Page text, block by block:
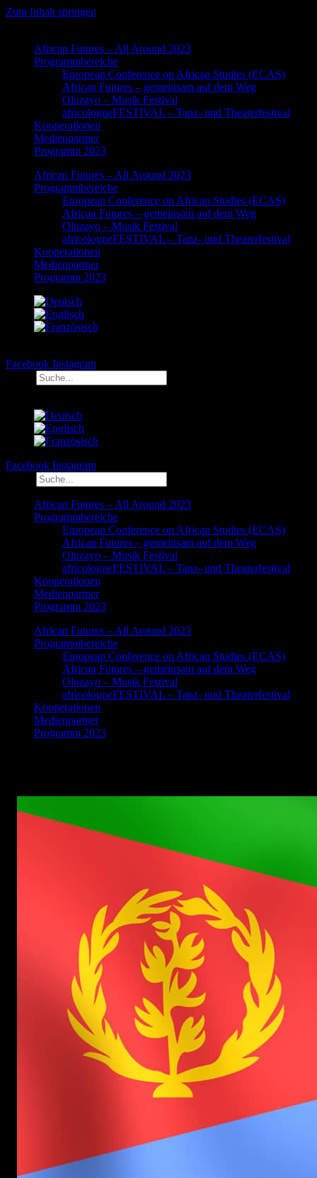
Zum Inhalt springen
African Futures – All Around 2023
Programmbereiche
European Conference on African Studies (ECAS)
African Futures – gemeinsam auf dem Weg
Oluzayo – Musik Festival
africologneFESTIVAL – Tanz- und Theaterfestival
Kooperationen
Medienpartner
Programm 2023
African Futures – All Around 2023
Programmbereiche
European Conference on African Studies (ECAS)
African Futures – gemeinsam auf dem Weg
Oluzayo – Musik Festival
africologneFESTIVAL – Tanz- und Theaterfestival
Kooperationen
Medienpartner
Programm 2023
Facebook Instagram
Facebook Instagram
African Futures – All Around 2023
Programmbereiche
European Conference on African Studies (ECAS)
African Futures – gemeinsam auf dem Weg
Oluzayo – Musik Festival
africologneFESTIVAL – Tanz- und Theaterfestival
Kooperationen
Medienpartner
Programm 2023
African Futures – All Around 2023
Programmbereiche
European Conference on African Studies (ECAS)
African Futures – gemeinsam auf dem Weg
Oluzayo – Musik Festival
africologneFESTIVAL – Tanz- und Theaterfestival
Kooperationen
Medienpartner
Programm 2023